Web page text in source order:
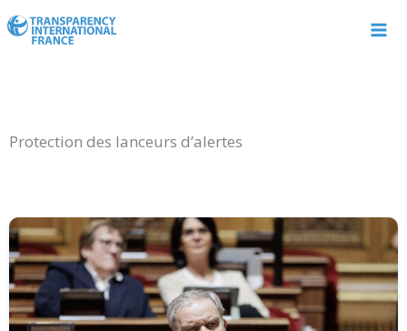
au
Protection des lanceurs d’alertes